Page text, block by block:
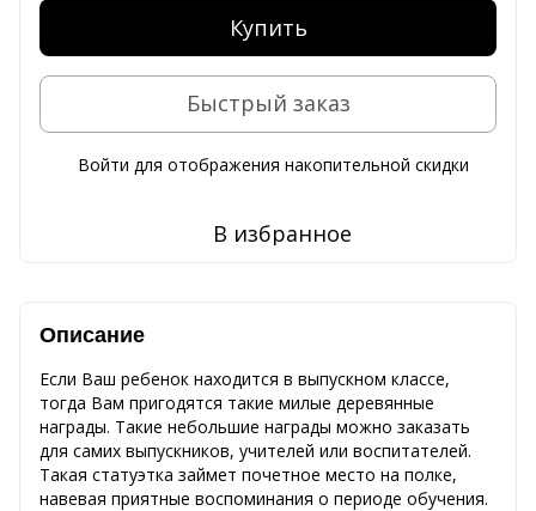
Купить
Быстрый заказ
Войти для отображения накопительной скидки
В избранное
Описание
Если Ваш ребенок находится в выпускном классе,
тогда Вам пригодятся такие милые деревянные
награды. Такие небольшие награды можно заказать
для самих выпускников, учителей или воспитателей.
Такая статуэтка займет почетное место на полке,
навевая приятные воспоминания о периоде обучения.